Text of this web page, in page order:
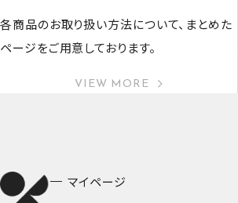
各商品のお取り扱い方法について、まとめた
ページをご用意しております。
VIEW MORE
マイページ